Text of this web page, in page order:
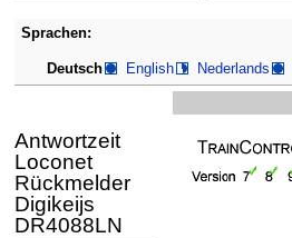
Zur
springen
Zur
springen
Sprachen:
Deutsch English Nederlands
Antwortzeit
Loconet
Rückmelder
Digikeijs
DR4088LN